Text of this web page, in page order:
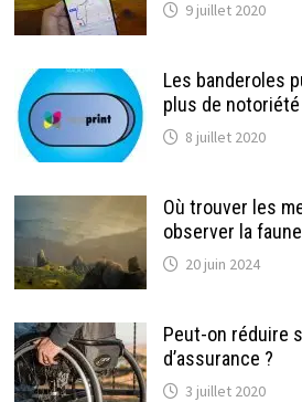
9 juillet 2020
Les banderoles
plus de notoriété
8 juillet 2020
Où trouver les
observer la
20 juin 2024
Peut-on réduire
d’assurance ?
3 juillet 2020